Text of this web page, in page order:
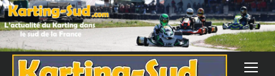
Skip
to
content